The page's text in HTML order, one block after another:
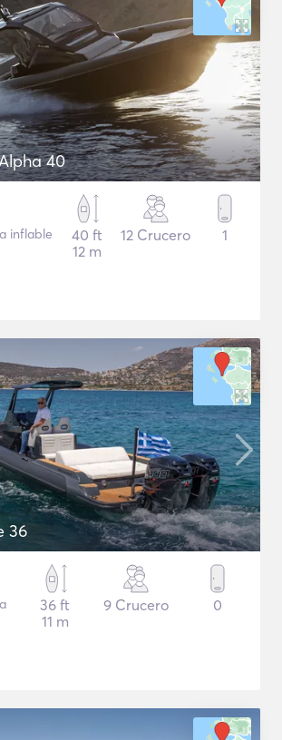
40
inflable
40 ft
12 m
12 Crucero 1
36
36 ft
11 m
9 Crucero 0